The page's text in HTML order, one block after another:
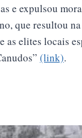
e expulsou
que resultou
elites locais
(link).